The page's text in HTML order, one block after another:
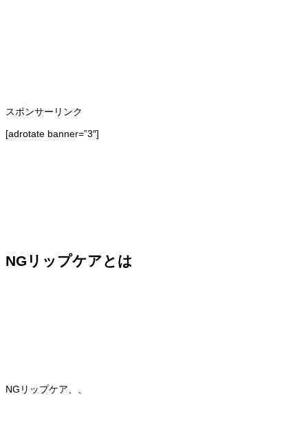
スポンサーリンク
[adrotate banner=”3″]
NGリップケアとは
NGリップケア、、